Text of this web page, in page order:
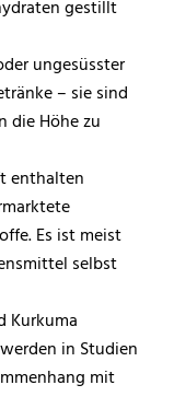
gestillt
ungesüsster
– sie sind
die Höhe zu
enthalten
Es ist meist
selbst
Kurkuma
in Studien
mit